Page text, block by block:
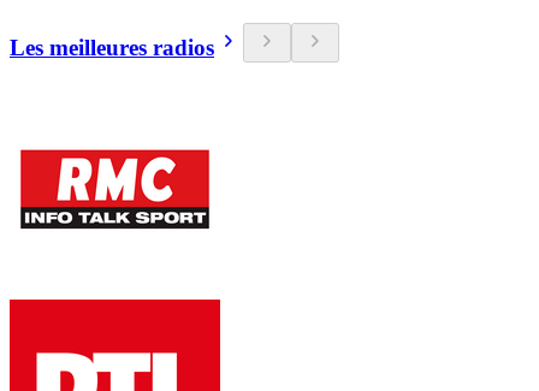
Les meilleures radios